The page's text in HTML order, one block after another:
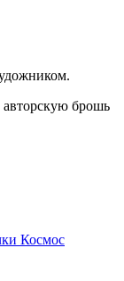
авторскую брошь
Космос